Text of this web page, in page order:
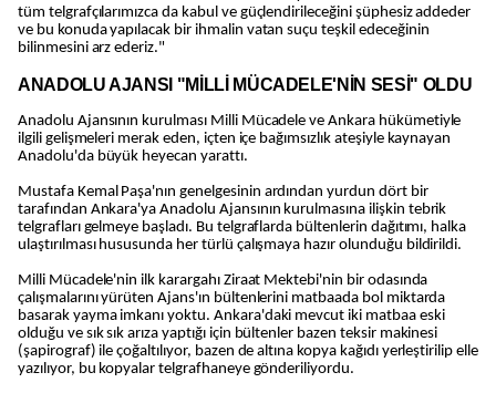
tüm telgrafçılarımızca da kabul ve güçlendirileceğini şüphesiz addeder
ve bu konuda yapılacak bir ihmalin vatan suçu teşkil edeceğinin
bilinmesini arz ederiz."
ANADOLU AJANSI "MİLLİ MÜCADELE'NİN SESİ" OLDU
Anadolu Ajansının kurulması Milli Mücadele ve Ankara hükümetiyle
ilgili gelişmeleri merak eden, içten içe bağımsızlık ateşiyle kaynayan
Anadolu'da büyük heyecan yarattı.
Mustafa Kemal Paşa'nın genelgesinin ardından yurdun dört bir
tarafından Ankara'ya Anadolu Ajansının kurulmasına ilişkin tebrik
telgrafları gelmeye başladı. Bu telgraflarda bültenlerin dağıtımı, halka
ulaştırılması hususunda her türlü çalışmaya hazır olunduğu bildirildi.
Milli Mücadele'nin ilk karargahı Ziraat Mektebi'nin bir odasında
çalışmalarını yürüten Ajans'ın bültenlerini matbaada bol miktarda
basarak yayma imkanı yoktu. Ankara'daki mevcut iki matbaa eski
olduğu ve sık sık arıza yaptığı için bültenler bazen teksir makinesi
(şapirograf) ile çoğaltılıyor, bazen de altına kopya kağıdı yerleştirilip elle
yazılıyor, bu kopyalar telgrafhaneye gönderiliyordu.